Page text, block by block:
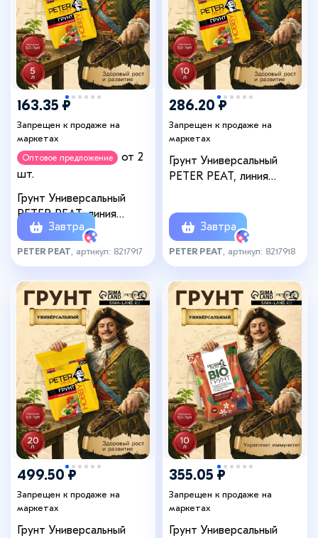
163.35 ₽
Запрещен к продаже на
маркетах
Оптовое предложение
от 2
шт.
Грунт Универсальный
PETER PEAT, линия
«Хобби», 5 л
Завтра
PETER PEAT , артикул: 8217917
286.20 ₽
Запрещен к продаже на
маркетах
Грунт Универсальный
PETER PEAT, линия
Завтра
PETER PEAT , артикул: 8217918
499.50 ₽
Запрещен к продаже на
маркетах
Грунт Универсальный
355.05 ₽
Запрещен к продаже на
маркетах
Грунт Универсальный